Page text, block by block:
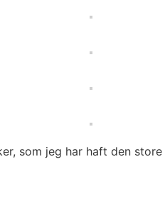
som jeg har haft den